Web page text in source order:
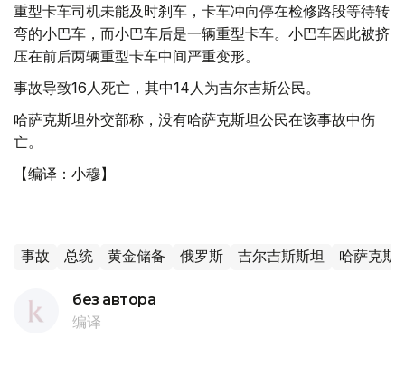
重型卡车司机未能及时刹车，卡车冲向停在检修路段等待转
弯的小巴车，而小巴车后是一辆重型卡车。小巴车因此被挤
压在前后两辆重型卡车中间严重变形。
事故导致16人死亡，其中14人为吉尔吉斯公民。
哈萨克斯坦外交部称，没有哈萨克斯坦公民在该事故中伤
亡。
【编译：小穆】
事故 总统 黄金储备 俄罗斯 吉尔吉斯斯坦 哈萨克斯
без автора
编译